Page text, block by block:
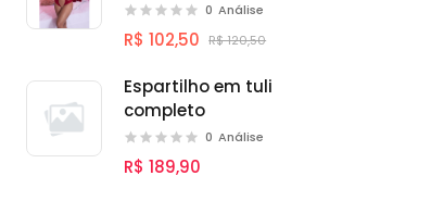
0 Análise
R$ 102,50 R$ 120,50
Espartilho em tuli
completo
0 Análise
R$ 189,90